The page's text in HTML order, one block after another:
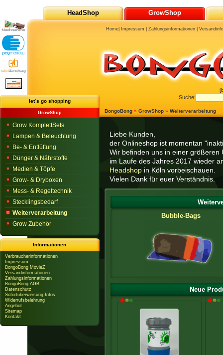
Liebe Kunden,
der Onlineshop ist momentan
Wir befinden uns in einer größeren
im Laufe des Jahres 2017 wieder
Headshop in Köln vorbeischauen.
Vielen Dank für euer Verständnis.
Bubble-Bags
Neue
BongoBong » GrowShop » Weiterverarbeitung
let´s go shopping
GrowShop
Grow KomplettSets
Lampen & Beleuchtung
Be- & Entlüftung
Dünger & Nährstoffe
Medien & Töpfe
Grow- & Dryboxen
Mess- & Regeltechnik
Stecklingsbedarf
Weiterverarbeitung
Grow Zubehör
Informationen
Verbraucherinformationen
Impressum
BongoBong MovieZ
Versandinformationen
Zahlungsinformationen
BongoBong AGB
Datenschutz
Sofortüberweisung Infos
Widerrufsbelehrung
Angebot
Sitemap
Kontakt
HeadShop GrowShop
Suche:
Home Impressum |Zahlungsinformationen |